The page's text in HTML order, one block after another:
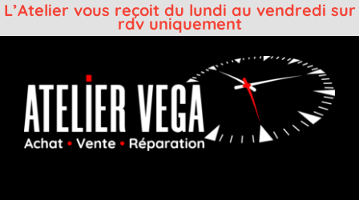
L’Atelier vous reçoit du lundi au vendredi sur
rdv uniquement
contenu